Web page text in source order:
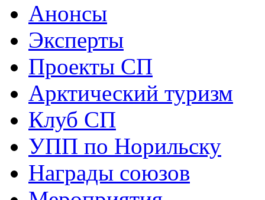
Анонсы
Эксперты
Проекты СП
Арктический туризм
Клуб СП
УПП по Норильску
Награды союзов